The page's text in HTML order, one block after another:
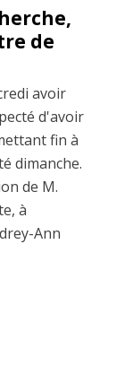
de
avoir
d'avoir
fin à
dimanche.
de M.
à
Ann